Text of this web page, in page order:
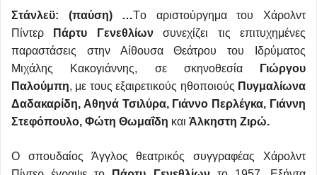
Στάνλεϋ: (παύση) …Tο αριστούργημα του Χάρολντ
Πίντερ
Πάρτυ Γενεθλίωνσυνεχίζει τις επιτυχημένες
παραστάσεις στην Αίθουσα Θεάτρου του Ιδρύματος
Μιχάλης Κακογιάννης, σε σκηνοθεσία
Γιώργου
Παλούμπη, με τους εξαιρετικούς ηθοποιούς Πυγμαλίωνα
Δαδακαρίδη, Αθηνά Τσιλύρα, Γιάννο Περλέγκα, Γιάννη
Στεφόπουλο, Φώτη Θωμαΐδη και Άλκηστη Ζιρώ.
Ο σπουδαίος Άγγλος θεατρικός συγγραφέας Χάρολντ